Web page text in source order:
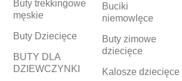
Buty trekkingowe
męskie
Buty Dziecięce
BUTY DLA
DZIEWCZYNKI
Buciki
niemowlęce
Buty zimowe
dziecięce
Kalosze dziecięce